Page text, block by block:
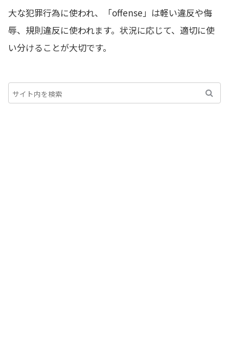
大な犯罪行為に使われ、「offense」は軽い違反や侮
辱、規則違反に使われます。状況に応じて、適切に使
い分けることが大切です。